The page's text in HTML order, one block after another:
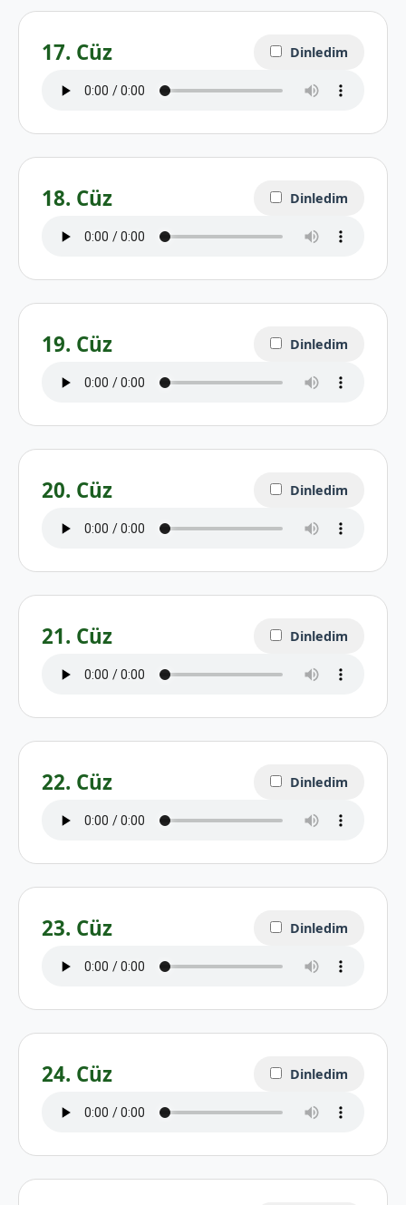
17. Cüz Dinledim
18. Cüz Dinledim
19. Cüz Dinledim
20. Cüz Dinledim
21. Cüz Dinledim
22. Cüz Dinledim
23. Cüz Dinledim
24. Cüz Dinledim